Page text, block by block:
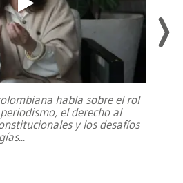
habla sobre el rol
el derecho al
y los desafíos
...